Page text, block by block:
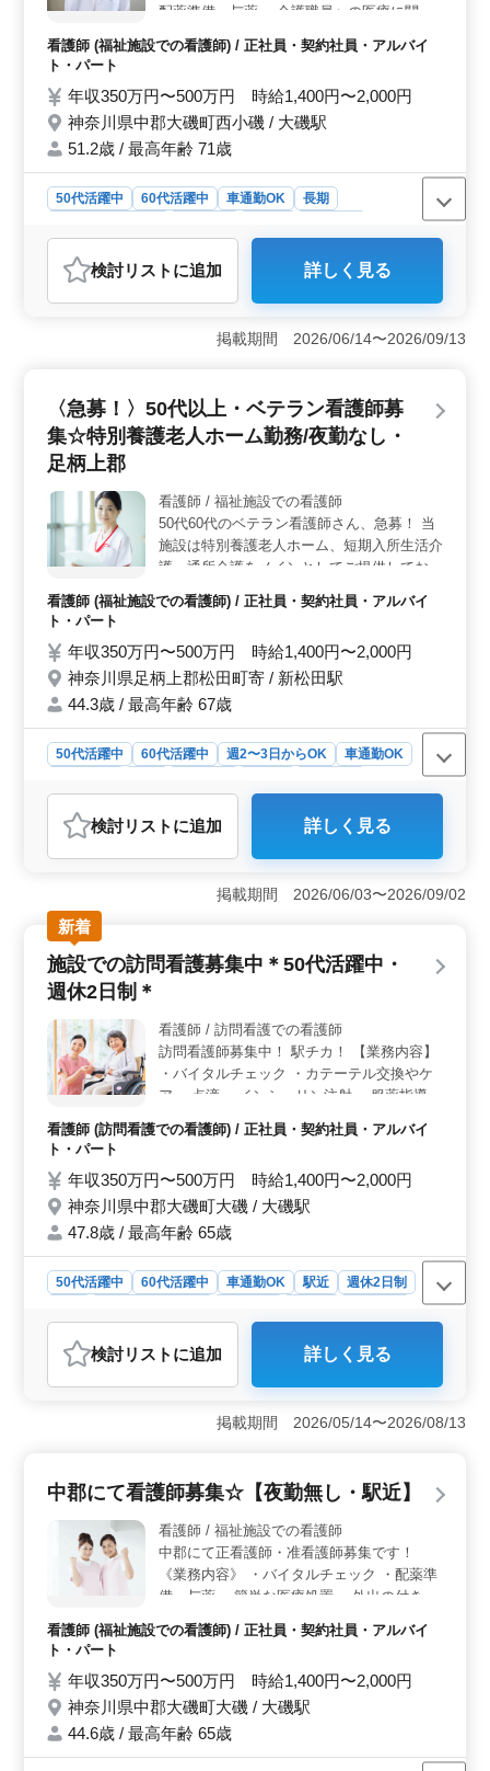
です。
配薬準備、与薬 ・介護職員への医療に関す
る指導 ・インフルエンザ発生の予防、蔓延
の防止 ・レクリエーションの補助 →ポイン
世代活躍中！ お気軽にお問い合わせくださ
い！ 皆様のご応募お待ちしております！
看護師 (福祉施設での看護師) / 正社員・契約社員・アルバイ
ト・パート
年収350万円〜500万円 時給1,400円〜2,000円
神奈川県中郡大磯町西小磯 / 大磯駅
51.2歳 / 最高年齢 71歳
50代活躍中 60代活躍中 車通勤OK
長期
おすすめポイント
＜安定した雇用＞ 看護師実務経験5年以上の方を歓迎
し、介護老人保健施設での看護師業務に携われます。正
社員、契約社員、アルバイト・パートといった雇用形態
便性＞ 車通勤が可能で、マイカー通勤も叶います。無
料駐車場完備のため、通勤にかかるストレスを最小限に
抑え、働きやすい環境です。 ＜シニア世代の活躍
＞ ベテラン経験者大歓迎で、シニア世代の方も活躍
中。経験を生かし、看護師業務で活躍できます。シニア
の方にとっても働きやすい環境が整っています。お気軽
にお問い合わせください。
検討リスト に追加 詳しく見る
掲載期間 2026/06/14〜2026/09/13
〈急募！〉50代以上・ベテラン看護師募
集☆特別養護老人ホーム勤務/夜勤なし・
足柄上郡
看護師 / 福祉施設での看護師
50代60代のベテラン看護師さん、急募！ 当
施設は特別養護老人ホーム、短期入所生活介
護、通所介護をメインとしてご提供しており
ます。 今回は、欠員に伴う募集となりま
す。 〈業務内容〉 ・バイタル測定・服薬管
事、排泄補助 ・入浴の介助 〈ポイント〉 ・
オンコール対応可能な方は手当あり◎ ・夜
勤なし ・無料駐車場あり ・50代以上採用実
す。 ご応募、どしどしお待ちしておりま
す！
看護師 (福祉施設での看護師) / 正社員・契約社員・アルバイ
ト・パート
年収350万円〜500万円 時給1,400円〜2,000円
神奈川県足柄上郡松田町寄 / 新松田駅
44.3歳 / 最高年齢 67歳
50代活躍中 60代活躍中 週2〜3日からOK
車通勤OK
おすすめポイント
＜急募！50代以上のベテラン看護師募集＞ 神奈川県足
柄上郡にある特別養護老人ホームで、50代以上のベテラ
ン看護師を積極的に募集しています。施設のサービスに
貢献し、高齢者の方々の健康と安全を守る大切な役割を
担ってください。 ＜業務内容とポイント＞ バイタ
ル測定や服薬管理、健康管理など、入所者様の日常生活
をサポートする看護業務をお願いします。特に、医師の
す。オンコール対応可能な方には手当が支給されます。
夜勤がないので、ライフスタイルに合わせて働けま
す。 ＜スタッフ構成と応募要項＞ 20代から60代ま
での幅広い世代のスタッフが在籍しており、多様な経験
おり、安心して働ける環境です。看護師免許をお持ち
で、5年以上の実務経験がある方を募集しています。
検討リスト に追加 詳しく見る
掲載期間 2026/06/03〜2026/09/02
新着
施設での訪問看護募集中＊50代活躍中・
週休2日制＊
看護師 / 訪問看護での看護師
訪問看護師募集中！ 駅チカ！ 【業務内容】
・バイタルチェック ・カテーテル交換やケ
ア ・点滴 ・インシュリン注射 ・服薬指導
・褥瘡（床ずれ）の予防 ・認知症と精神疾
患のケア ・ターミナルケア 等 年間休日110
看護師 (訪問看護での看護師) / 正社員・契約社員・アルバイ
ト・パート
年収350万円〜500万円 時給1,400円〜2,000円
神奈川県中郡大磯町大磯 / 大磯駅
47.8歳 / 最高年齢 65歳
50代活躍中 60代活躍中 車通勤OK 駅近
週休2日制
おすすめポイント
＜安心の訪問看護職＞ 訪問看護師を募集中です。駅チ
カでアクセス良好です。週休2日制で、残業は少なめで
す。50代・60代の経験豊富な看護師も歓迎しています。
い看護業務＞ 訪問看護業務全般に携わり、患者様の健
康管理やケアを行います。点滴やインシュリン注射など
専門的な技術も求められます。アットホームな雰囲気の
中で、年間休日110日で無理なく働けます。 ＜好条
件・充実した福祉施設＞ 給与は年収350万円〜480万
円、時給は1,400円〜1,900円程度です。通勤手当も支給
されます。福祉施設の運営で、平均年齢は47.8歳。禁煙
対策も施されており、健康な職場で充実した看護業務に
検討リスト に追加 詳しく見る
掲載期間 2026/05/14〜2026/08/13
中郡にて看護師募集☆【夜勤無し・駅近】
看護師 / 福祉施設での看護師
中郡にて正看護師・准看護師募集です！
《業務内容》 ・バイタルチェック ・配薬準
備、与薬 ・簡単な医療処置 ・外出の付き添
い ・介護職員への医療に関する指導 ・食
事、排泄補助 ・入浴の介助 ・ベッドメイキ
防止 ・レクリエーションの補助 ◯備考◯ 車
通勤可能 シフト制 交通費実費支給 中高年活
躍中◎ 皆様のご応募お待ちしております♪
看護師 (福祉施設での看護師) / 正社員・契約社員・アルバイ
ト・パート
年収350万円〜500万円 時給1,400円〜2,000円
神奈川県中郡大磯町大磯 / 大磯駅
44.6歳 / 最高年齢 65歳